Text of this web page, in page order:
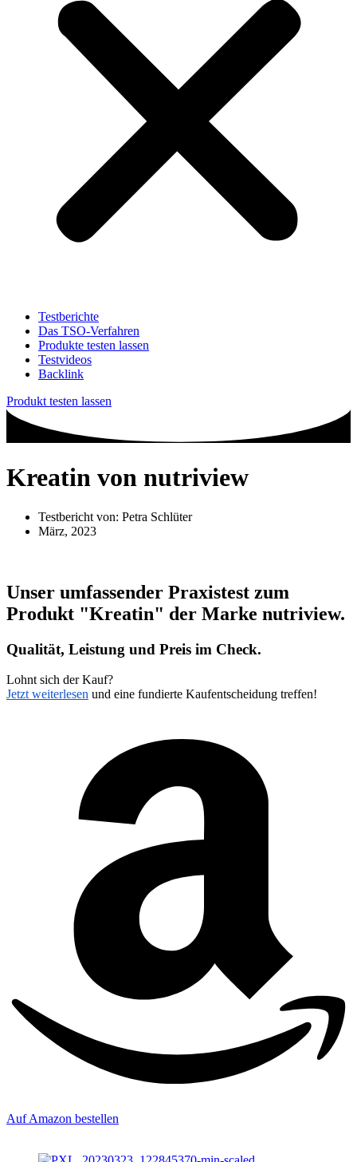
Testberichte
Das TSO-Verfahren
Produkte testen lassen
Testvideos
Backlink
Produkt testen lassen
Kreatin von nutriview
Testbericht von: Petra Schlüter
März, 2023
Unser umfassender Praxistest zum
Produkt "Kreatin" der Marke nutriview.
Qualität, Leistung und Preis im Check.
Lohnt sich der Kauf?
Jetzt weiterlesen und eine fundierte Kaufentscheidung treffen!
Auf Amazon bestellen